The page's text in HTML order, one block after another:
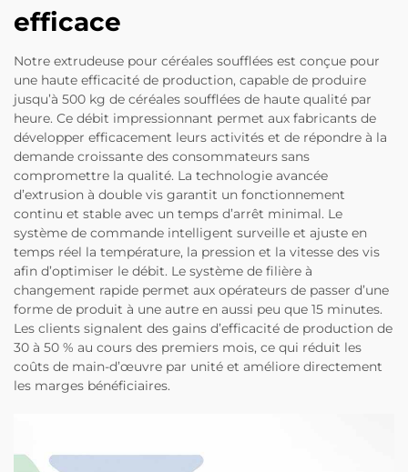
efficace
Notre extrudeuse pour céréales soufflées est conçue pour
une haute efficacité de production, capable de produire
jusqu’à 500 kg de céréales soufflées de haute qualité par
heure. Ce débit impressionnant permet aux fabricants de
développer efficacement leurs activités et de répondre à la
demande croissante des consommateurs sans
compromettre la qualité. La technologie avancée
d’extrusion à double vis garantit un fonctionnement
continu et stable avec un temps d’arrêt minimal. Le
système de commande intelligent surveille et ajuste en
temps réel la température, la pression et la vitesse des vis
afin d’optimiser le débit. Le système de filière à
changement rapide permet aux opérateurs de passer d’une
forme de produit à une autre en aussi peu que 15 minutes.
Les clients signalent des gains d’efficacité de production de
30 à 50 % au cours des premiers mois, ce qui réduit les
coûts de main-d’œuvre par unité et améliore directement
les marges bénéficiaires.